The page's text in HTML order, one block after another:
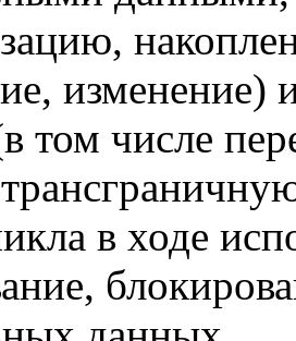
изменение)
том числе
в ходе